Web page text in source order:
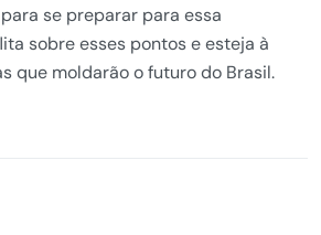
se preparar para essa
sobre esses pontos e esteja à
que moldarão o futuro do Brasil.